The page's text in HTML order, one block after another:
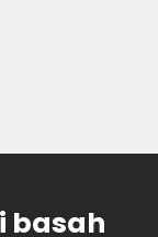
basah